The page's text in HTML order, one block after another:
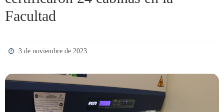
Facultad
3 de noviembre de 2023